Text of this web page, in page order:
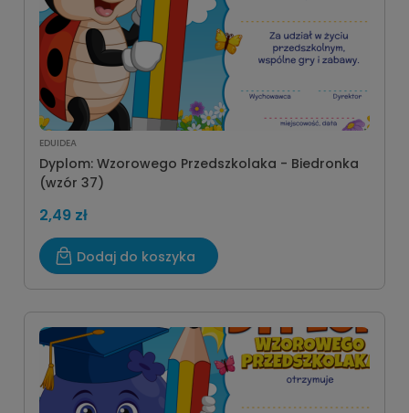
EDUIDEA
Dyplom: Wzorowego Przedszkolaka - Biedronka
(wzór 37)
2,49 zł
Dodaj do koszyka